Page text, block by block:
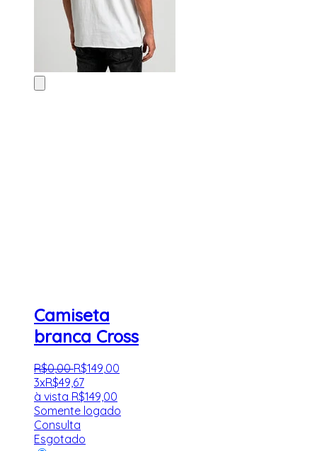
Camiseta
branca Cross
R$0,00 R$149 00
3xR$49,67
à vista R$149,00
Somente logado
Consulta
Esgotado